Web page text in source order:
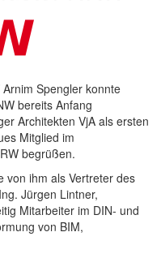
Spengler konnte
bereits Anfang
Architekten VjA als ersten
Mitglied im
begrüßen.
von ihm als Vertreter des
Jürgen Lintner,
Mitarbeiter im DIN- und
von BIM,